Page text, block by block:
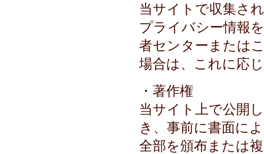
当サイトで収集さ
プライバシー情報
者センターまたは
場合は、これに応
・著作権
当サイト上で公開
き、事前に書面に
全部を頒布または